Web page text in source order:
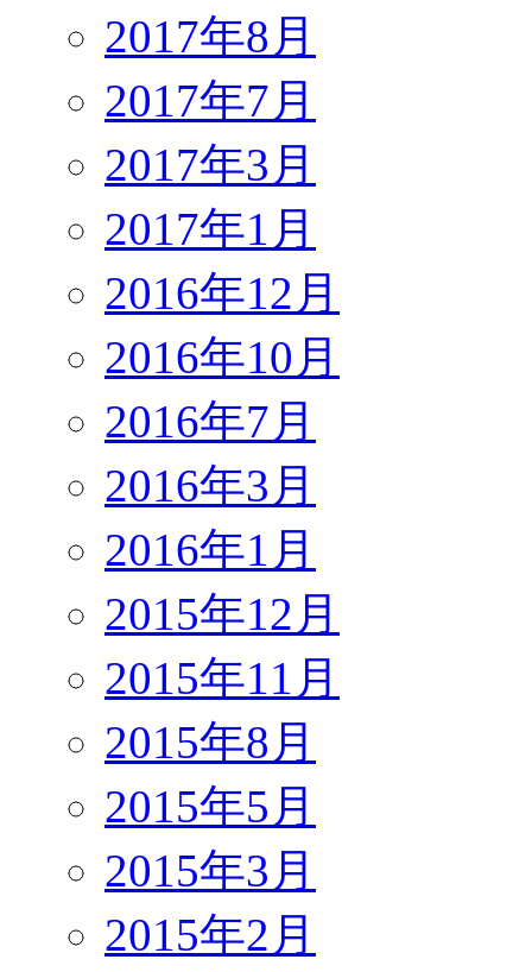
2017年8月
2017年7月
2017年3月
2017年1月
2016年12月
2016年10月
2016年7月
2016年3月
2016年1月
2015年12月
2015年11月
2015年8月
2015年5月
2015年3月
2015年2月